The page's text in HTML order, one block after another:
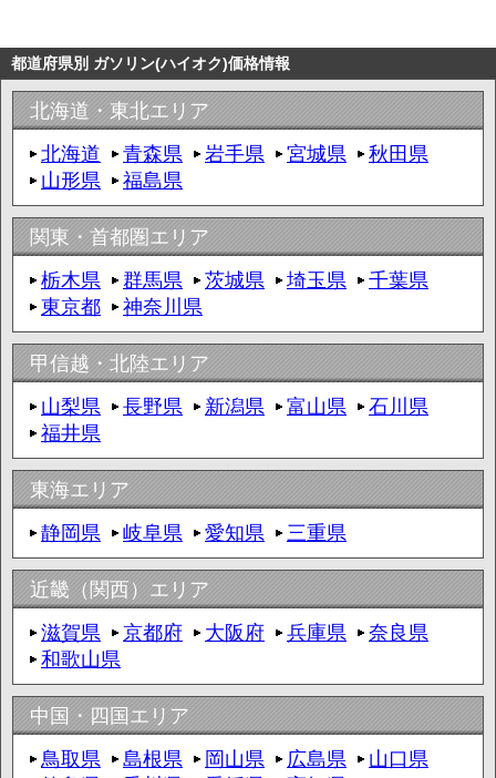
都道府県別 ガソリン(ハイオク)価格情報
北海道・東北エリア
北海道
青森県 岩手県 宮城県
秋田県
山形県
福島県
関東・首都圏エリア
栃木県
群馬県 茨城県 埼玉県
千葉県
東京都
神奈川県
甲信越・北陸エリア
山梨県
長野県 新潟県 富山県
石川県
福井県
東海エリア
静岡県
岐阜県 愛知県 三重県
近畿（関西）エリア
滋賀県
京都府 大阪府 兵庫県
奈良県
和歌山県
中国・四国エリア
鳥取県
島根県 岡山県 広島県
山口県